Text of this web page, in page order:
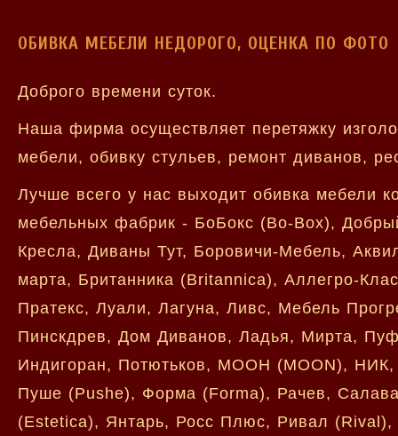
ОБИВКА МЕБЕЛИ НЕДОРОГО, ОЦЕНКА ПО ФОТО
Доброго времени суток.
Наша фирма осуществляет перетяжку
мебели, обивку стульев, ремонт диванов,
Лучше всего у нас выходит обивка мебели
мебельных фабрик - БоБокс (Bo-Box),
Кресла, Диваны Тут, Боровичи-Мебель,
марта, Британника (Britannica), Аллегро-
Пратекс, Луали, Лагуна, Ливс, Мебель
Пинскдрев, Дом Диванов, Ладья, Мирта,
Индигоран, Потютьков, МООН (MOON),
Пуше (Pushe), Форма (Forma), Рачев,
(Estetica), Янтарь, Росс Плюс, Ривал